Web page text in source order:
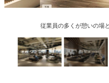
従業員の多くが憩いの場